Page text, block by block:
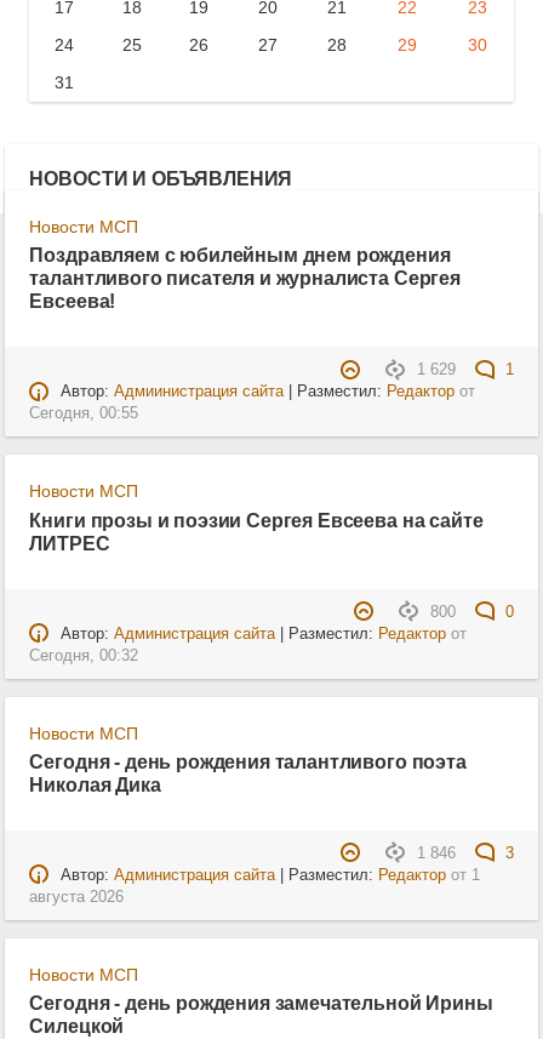
17
18 19 20 21 22
23
24
25 26 27 28 29
30
31
НОВОСТИ И ОБЪЯВЛЕНИЯ
Новости МСП
Поздравляем с юбилейным днем рождения
талантливого писателя и журналиста Сергея
Евсеева!
1 629
1
Автор: Адмиинистрация сайта| Разместил: Редакторот
Сегодня, 00:55
Новости МСП
Книги прозы и поэзии Сергея Евсеева на сайте
ЛИТРЕС
800
0
Автор: Администрация сайта| Разместил: Редакторот
Сегодня, 00:32
Новости МСП
Сегодня - день рождения талантливого поэта
Николая Дика
1 846
3
Автор: Администрация сайта| Разместил: Редакторот 1
августа 2026
Новости МСП
Сегодня - день рождения замечательной Ирины
Силецкой